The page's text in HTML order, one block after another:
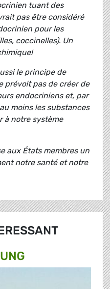
tuant des
pas être considéré
pour les
coccinelles). Un
le principe de
prévoit pas de créer de
endocriniens et, par
moins les substances
à notre système
aux États membres un
notre santé et notre